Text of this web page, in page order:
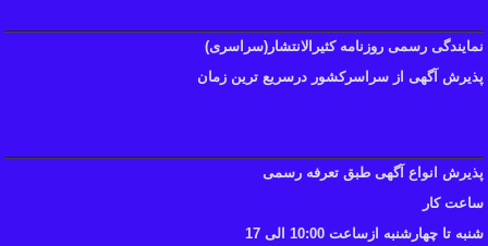
نمایندگی رسمی روزنامه کثیرالانتشار(سراسری)
پذیرش آگهی از سراسرکشور درسریع ترین زمان
پذیرش انواع آگهی طبق تعرفه رسمی
ساعت کار
شنبه تا چهارشنبه ازساعت 10:00 الی 17